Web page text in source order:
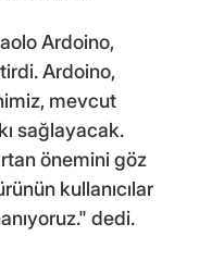
Ardoino,
Ardoino,
mevcut
sağlayacak.
önemini göz
kullanıcılar
dedi.